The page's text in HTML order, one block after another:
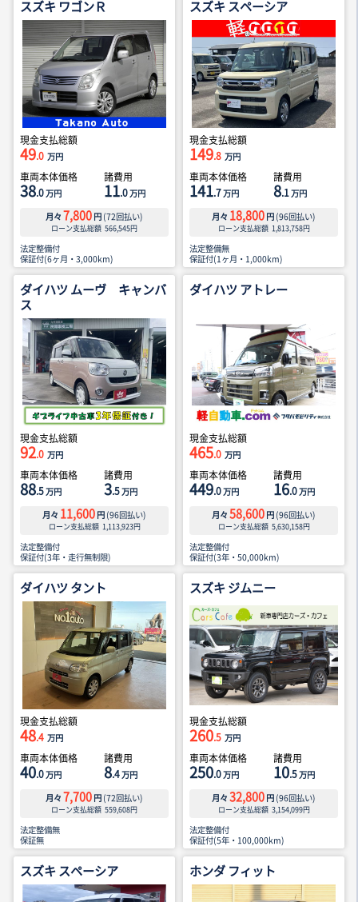
スズキ ワゴンＲ
現金支払総額
49.0 万円
車両本体価格
38.0万円
諸費用
11.0万円
月々 7,800 円 (72回払い)
ローン支払総額 566,545円
法定整備付
保証付(6ヶ月・3,000km)
スズキ スペーシア
現金支払総額
149.8 万円
車両本体価格
141.7万円
諸費用
8.1万円
月々 18,800 円 (96回払い)
ローン支払総額 1,813,758円
法定整備無
保証付(1ヶ月・1,000km)
ダイハツ ムーヴ キャンバ
ス
現金支払総額
92.0 万円
車両本体価格
88.5万円
諸費用
3.5万円
月々 11,600 円 (96回払い)
ローン支払総額 1,113,923円
法定整備付
保証付(3年・走行無制限)
ダイハツ アトレー
現金支払総額
465.0 万円
車両本体価格
449.0万円
諸費用
16.0万円
月々 58,600 円 (96回払い)
ローン支払総額 5,630,158円
法定整備付
保証付(3年・50,000km)
ダイハツ タント
現金支払総額
48.4 万円
車両本体価格
40.0万円
諸費用
8.4万円
月々 7,700 円 (72回払い)
ローン支払総額 559,608円
法定整備無
保証無
スズキ ジムニー
現金支払総額
260.5 万円
車両本体価格
250.0万円
諸費用
10.5万円
月々 32,800 円 (96回払い)
ローン支払総額 3,154,099円
法定整備付
保証付(5年・100,000km)
スズキ スペーシア ホンダ フィット